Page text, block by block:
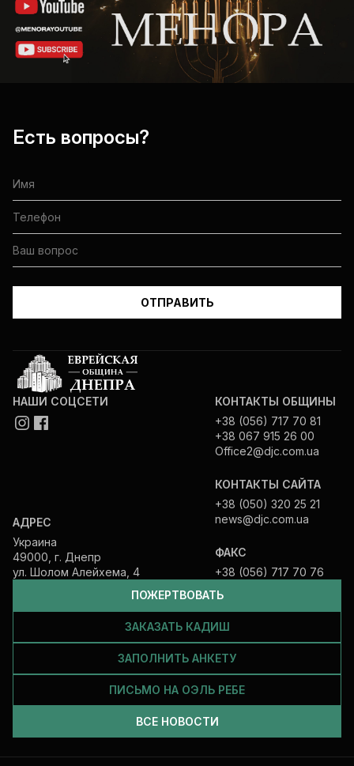
Есть вопросы?
ПОЖЕРТВОВАТЬ
ЗАКАЗАТЬ КАДИШ
ЗАПОЛНИТЬ АНКЕТУ
ПИСЬМО НА ОЭЛЬ РЕБЕ
ВСЕ НОВОСТИ
НАШИ СОЦСЕТИ
АДРЕС
Украина
49000, г. Днепр
ул. Шолом Алейхема, 4
КОНТАКТЫ ОБЩИНЫ
+38 (056) 717 70 81
+38 067 915 26 00
Office2@djc.com.ua
КОНТАКТЫ САЙТА
+38 (050) 320 25 21
news@djc.com.ua
ФАКС
+38 (056) 717 70 76